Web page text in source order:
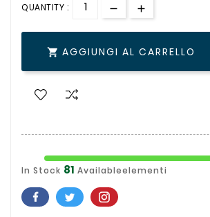
QUANTITY :
 AGGIUNGI AL CARRELLO
In Stock 81 Availableelementi